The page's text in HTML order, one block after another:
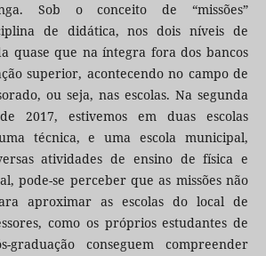
Sob o conceito de “missões”
de didática, nos dois níveis de
quase que na íntegra fora dos bancos
superior, acontecendo no campo de
ou seja, nas escolas. Na segunda
2017, estivemos em duas escolas
técnica, e uma escola municipal,
atividades de ensino de física e
pode-se perceber que as missões não
aproximar as escolas do local de
como os próprios estudantes de
graduação conseguem compreender